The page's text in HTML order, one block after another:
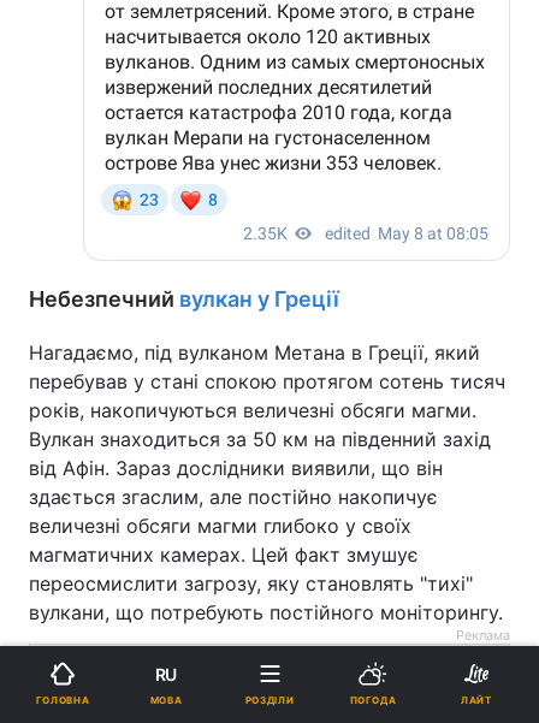
Небезпечний вулкан у Греції
Нагадаємо, під вулканом Метана в Греції, який
перебував у стані спокою протягом сотень тисяч
років, накопичуються величезні обсяги магми.
Вулкан знаходиться за 50 км на південний захід
від Афін. Зараз дослідники виявили, що він
здається згаслим, але постійно накопичує
величезні обсяги магми глибоко у своїх
магматичних камерах. Цей факт змушує
переосмислити загрозу, яку становлять "тихі"
вулкани, що потребують постійного моніторингу.
Реклама
ГОЛОВНА
RU
МОВА РОЗДІЛИ ПОГОДА ЛАЙТ